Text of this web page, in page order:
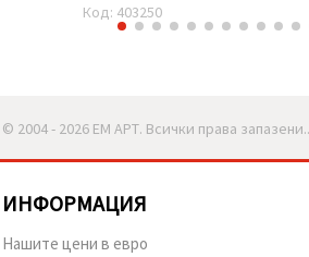
Код: 403250
© 2004 - 2026 ЕМ АРТ. Всички права запазени..
ИНФОРМАЦИЯ
Нашите цени в евро